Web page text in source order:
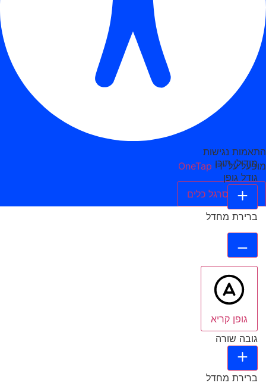
התאמות נגישות
מופעל על ידי OneTap
הסתר סרגל כלים
מודולי תוכן
גודל גופן
ברירת מחדל
גופן קריא
גובה שורה
ברירת מחדל